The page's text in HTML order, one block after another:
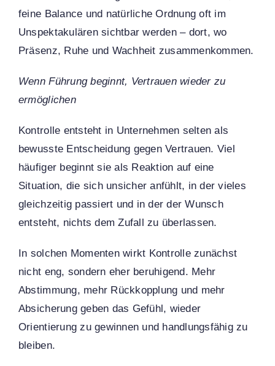
feine Balance und natürliche Ordnung oft im
Unspektakulären sichtbar werden – dort, wo
Präsenz, Ruhe und Wachheit zusammenkommen.
Wenn Führung beginnt, Vertrauen wieder zu
ermöglichen
Kontrolle entsteht in Unternehmen selten als
bewusste Entscheidung gegen Vertrauen. Viel
häufiger beginnt sie als Reaktion auf eine
Situation, die sich unsicher anfühlt, in der vieles
gleichzeitig passiert und in der der Wunsch
entsteht, nichts dem Zufall zu überlassen.
In solchen Momenten wirkt Kontrolle zunächst
nicht eng, sondern eher beruhigend. Mehr
Abstimmung, mehr Rückkopplung und mehr
Absicherung geben das Gefühl, wieder
Orientierung zu gewinnen und handlungsfähig zu
bleiben.